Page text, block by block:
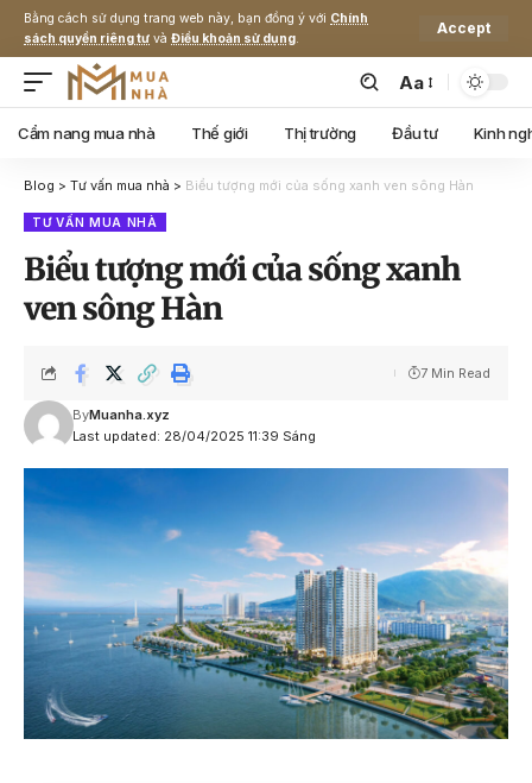
Bằng cách sử dụng trang web này, bạn đồng ý với Chính
sách quyền riêng tư và Điều khoản sử dụng.
Accept
Aa
Cẩm nang mua nhà Thế giới Thị trường Đầu tư Kinh
Blog > Tư vấn mua nhà > Biểu tượng mới của sống xanh ven sông Hàn
TƯ VẤN MUA NHÀ
Biểu tượng mới của sống xanh
ven sông Hàn
Last updated: 28/04/2025 11:39 Sáng
ByMuanha.xyz
7 Min Read